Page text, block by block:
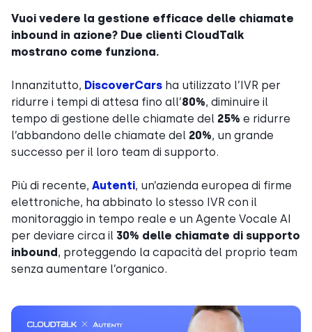
Vuoi vedere la gestione efficace delle chiamate
inbound in azione? Due clienti CloudTalk
mostrano come funziona.
Innanzitutto, DiscoverCars ha utilizzato l’IVR per
ridurre i tempi di attesa fino all’80%, diminuire il
tempo di gestione delle chiamate del 25% e ridurre
l’abbandono delle chiamate del 20%, un grande
successo per il loro team di supporto.
Più di recente, Autenti, un’azienda europea di firme
elettroniche, ha abbinato lo stesso IVR con il
monitoraggio in tempo reale e un Agente Vocale AI
per deviare circa il 30% delle chiamate di supporto
inbound, proteggendo la capacità del proprio team
senza aumentare l’organico.